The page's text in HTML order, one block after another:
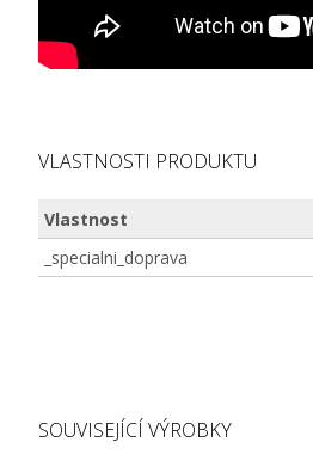
VLASTNOSTI PRODUKTU
Vlastnost
_specialni_doprava
SOUVISEJÍCÍ VÝROBKY